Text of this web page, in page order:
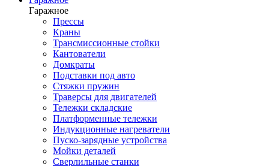
Гаражное
Прессы
Краны
Трансмиссионные стойки
Кантователи
Домкраты
Подставки под авто
Стяжки пружин
Траверсы для двигателей
Тележки складские
Платформенные тележки
Индукционные нагреватели
Пуско-зарядные устройства
Мойки деталей
Сверлильные станки